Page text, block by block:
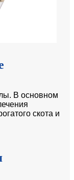
В основном
скота и